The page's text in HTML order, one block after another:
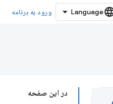
ورود به برنامه
در این صفحه